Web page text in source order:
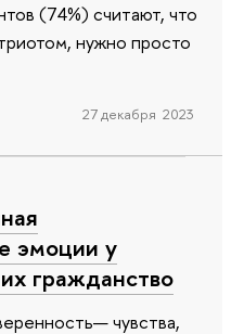
(74%) считают, что
нужно просто
27 декабря 2023
эмоции у
гражданство
чувства,